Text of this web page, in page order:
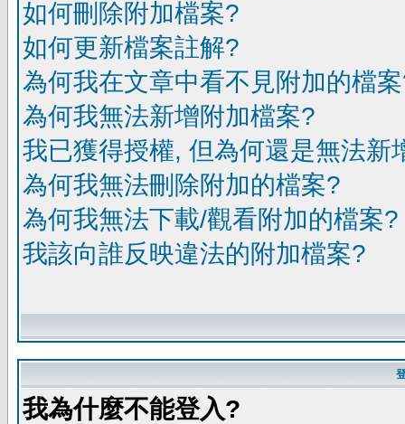
如何刪除附加檔案?
如何更新檔案註解?
為何我在文章中看不見附加的檔
為何我無法新增附加檔案?
我已獲得授權, 但為何還是無法新
為何我無法刪除附加的檔案?
為何我無法下載/觀看附加的檔案?
我該向誰反映違法的附加檔案?
我為什麼不能登入?